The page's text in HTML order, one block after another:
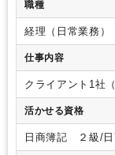
職種
仕事内容
クライアント1社
業務をお任せいた
業務・入出金管理
務、電話応対等
活かせる資格
日商簿記 ２級/